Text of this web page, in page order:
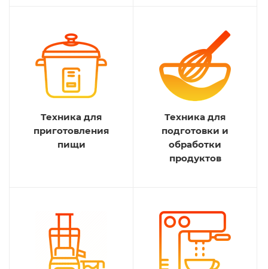
Техника для
приготовления
пищи
Техника для
подготовки и
обработки
продуктов